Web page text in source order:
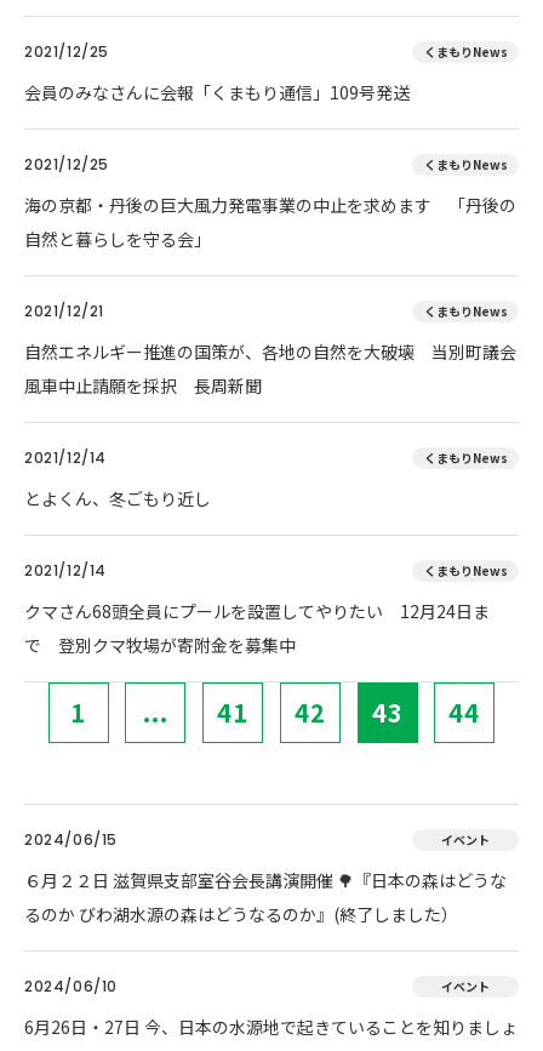
2021/12/25 くまもりNews
会員のみなさんに会報「くまもり通信」109号発送
2021/12/25 くまもりNews
海の京都・丹後の巨大風力発電事業の中止を求めます 「丹後の
自然と暮らしを守る会」
2021/12/21 くまもりNews
自然エネルギー推進の国策が、各地の自然を大破壊 当別町議会
風車中止請願を採択 長周新聞
2021/12/14 くまもりNews
とよくん、冬ごもり近し
2021/12/14 くまもりNews
クマさん68頭全員にプールを設置してやりたい 12月24日ま
で 登別クマ牧場が寄附金を募集中
1 ... 41 42 43 44
2024/06/15 イベント
６月２２日 滋賀県支部室谷会長講演開催 🌳『日本の森はどうな
るのか びわ湖水源の森はどうなるのか』(終了しました）
2024/06/10 イベント
6月26日・27日 今、日本の水源地で起きていることを知りましょ